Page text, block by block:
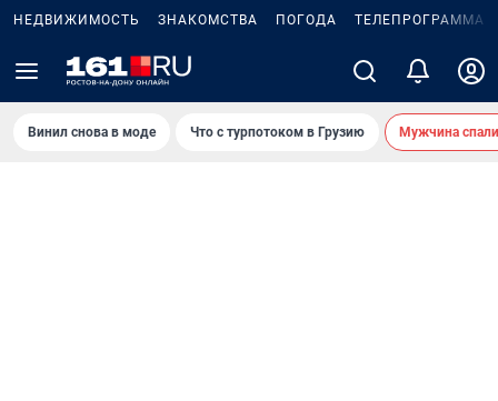
НЕДВИЖИМОСТЬ ЗНАКОМСТВА ПОГОДА ТЕЛЕПРОГРАММА
Винил снова в моде Что с турпотоком в Грузию Мужчина